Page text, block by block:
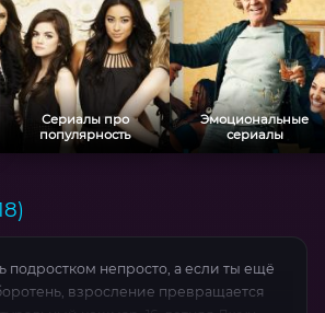
Сериалы про
популярность
Эмоциональные
сериалы
подростком непросто, а если ты ещё
взросление превращается